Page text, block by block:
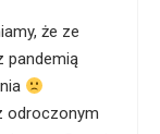
że ze
pandemią
odroczonym